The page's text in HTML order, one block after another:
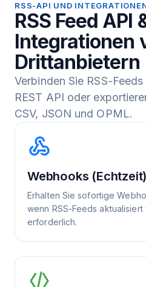
RSS-API UND
RSS Feed API
Integrationen
Drittanbietern
Verbinden Sie RSS-
REST API oder
CSV, JSON und OPML.
Webhooks (Echtzeit)
Erhalten Sie sofortige
wenn RSS-Feeds
erforderlich.